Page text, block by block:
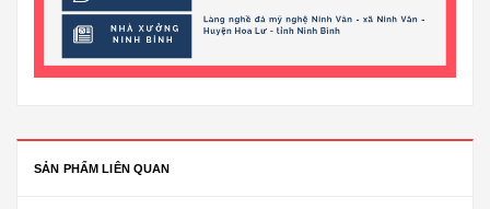
SẢN PHẨM LIÊN QUAN